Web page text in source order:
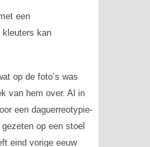
een
kleuters kan
op de foto’s was
van hem over. Al in
een daguerreotypie-
op een stoel
eind vorige eeuw